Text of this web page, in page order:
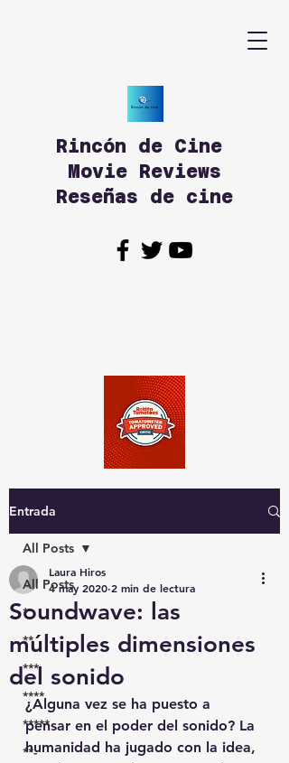
Rincón de Cine
Movie Reviews
Reseñas de cine
Entrada
All Posts
*
**
***
****
*****
**-
All Posts
Soundwave: las
múltiples dimensiones
del sonido
Laura Hiros
4 may 2020 2 min de lectura
¿Alguna vez se ha puesto a
pensar en el poder del sonido? La
humanidad ha jugado con la idea,